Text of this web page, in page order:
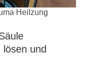
Heilzung
und